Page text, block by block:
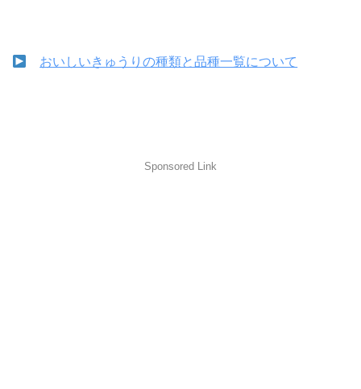
おいしいきゅうりの種類と品種一覧について
Sponsored Link